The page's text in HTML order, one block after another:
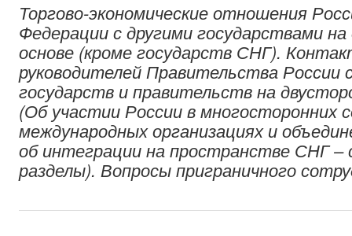
Торгово-экономические отношения
Федерации с другими государствами
основе (кроме государств СНГ).
руководителей Правительства России
государств и правительств на
(Об участии России в многосторонних
международных организациях и
об интеграции на пространстве СНГ –
разделы). Вопросы приграничного